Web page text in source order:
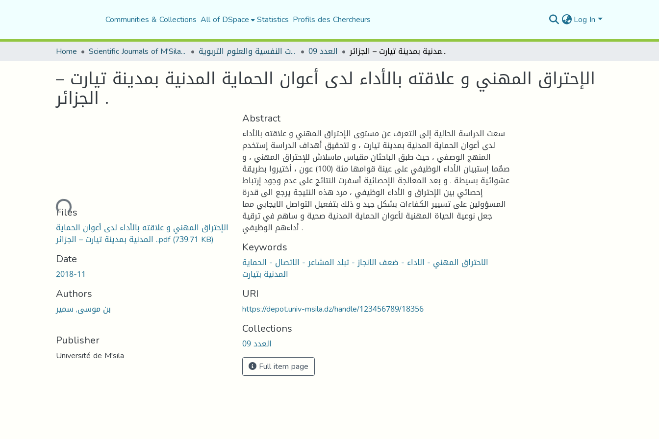
Communities & Collections All of DSpace Statistics Profils des Chercheurs Log In
Home Scientific Journals of M'Sila University مجلة الجامع في الدراسات النفسية والعلوم التربوية العدد 09 الإحتراق المهني و علاقته بالأداء لدى أعوان الحماية المدنية بمدينة تيارت – الجزائر .
الإحتراق المهني و علاقته بالأداء لدى أعوان الحماية المدنية بمدينة تيارت –
الجزائر .
Loading...
Files
الإحتراق المهني و علاقته بالأداء لدى أعوان الحماية
المدنية بمدينة تيارت – الجزائر ..pdf(739.71 KB)
Date
2018-11
Authors
بن موسى, سمير
Publisher
Université de M'sila
Abstract
سعت الدراسة الحالية إلى التعرف عن مستوى الإحتراق المهني و علاقته بالأداء
لدى أعوان الحماية المدنية بمدينة تيارت ، و لتحقيق أهداف الدراسة إستخدم
المنهج الوصفي ، حيث طبق الباحثان مقياس ماسلاش للإحتراق المهني ، و
صمٌما إستبيان الأداء الوظيفي على عينة قوامها مئة (100) عون ، أختيروا بطريقة
عشوائية بسيطة . و بعد المعالجة الإحصائية أسفرت النتائج على عدم وجود إرتباط
إحصائي بين الإحتراق و الأداء الوظيفي ، مرد هذه النتيجة يرجع الى قدرة
المسؤولين على تسيير الكفاءات بشكل جيد و ذلك بتفعيل التواصل الايجابي مما
جعل نوعية الحياة المهنية لأعوان الحماية المدنية صحية و ساهم في ترقية
أداءهم الوظيفي .
Keywords
الاحتراق المهني - الاداء - ضعف الانجاز - تبلد المشاعر - الاتصال - الحماية
المدنية بتيارت
URI
https://depot.univ-msila.dz/handle/123456789/18356
Collections
العدد 09
Full item page